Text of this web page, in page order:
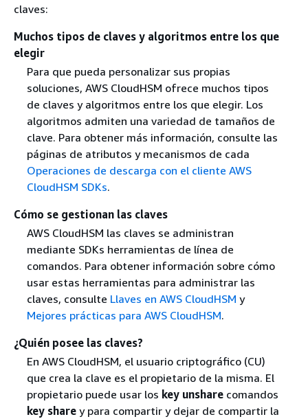
claves:
Muchos tipos de claves y algoritmos entre los que
elegir
Para que pueda personalizar sus propias
soluciones, AWS CloudHSM ofrece muchos tipos
de claves y algoritmos entre los que elegir. Los
algoritmos admiten una variedad de tamaños de
clave. Para obtener más información, consulte las
páginas de atributos y mecanismos de cada
Operaciones de descarga con el cliente AWS
CloudHSM SDKs.
Cómo se gestionan las claves
AWS CloudHSM las claves se administran
mediante SDKs herramientas de línea de
comandos. Para obtener información sobre cómo
usar estas herramientas para administrar las
claves, consulte Llaves en AWS CloudHSM y
Mejores prácticas para AWS CloudHSM.
¿Quién posee las claves?
En AWS CloudHSM, el usuario criptográfico (CU)
que crea la clave es el propietario de la misma. El
propietario puede usar los key unsharecomandos
key sharey para compartir y dejar de compartir la